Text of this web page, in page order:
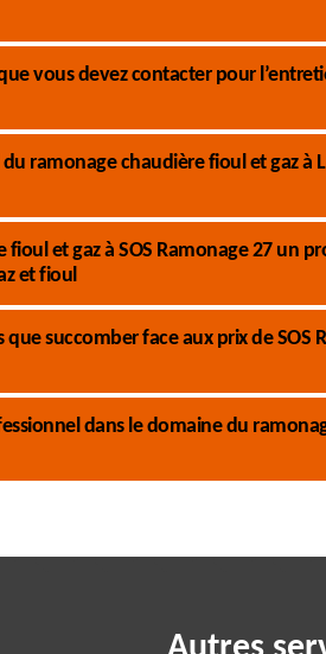
vous devez contacter pour
ramonage chaudière fioul et gaz à
et gaz à SOS Ramonage 27 un
et fioul
succomber face aux prix de SOS
dans le domaine du